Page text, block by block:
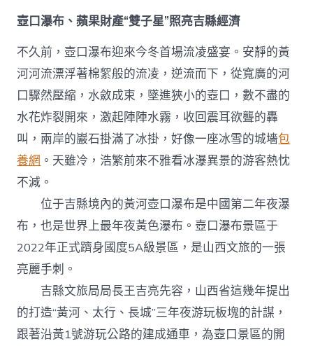
網〉
中
壺口瀑布、蘋果財產“雙子星”照亮吉縣經濟
不久前，壺口瀑布迎來今冬首場流凌盛宴。安靜的黃
河河流漂浮著棉絮般的流凌，逆流而下，從寬廣的河
口驟然壓縮，水斂成束，墜進狹小的壺口，數不盡的
水花炸裂開來，激起陣陣水霧，收回震耳欲聾的轟
叫，兩岸的巖石掛滿了冰掛，好像一座冰雪的城墻包
養網 。天雖冷，浩繁前來不雅看冰瀑異景的游客熱忱
不減。
位于吉縣境內的黃河壺口瀑布是中國第二年夜瀑
布，也是世界上最年夜黃色瀑布。壺口瀑布景區于
2022年正式躋身國度5A級景區，是山西文旅的一張
亮麗手刺。
吉縣文旅局局長王吉亮先容，山西省這幾年提出
的打造“黃河、太行、長城”三年夜游玩板塊的計謀，
跟著沿黃1號游玩公路的建成通車，為壺口景區的開